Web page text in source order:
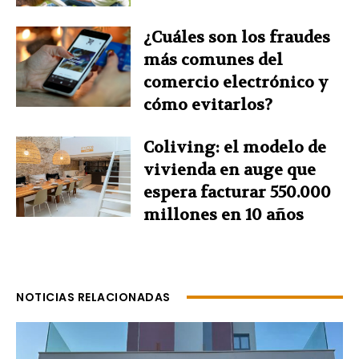
¿Cuáles son los fraudes
más comunes del
comercio electrónico y
cómo evitarlos?
Coliving: el modelo de
vivienda en auge que
espera facturar 550.000
millones en 10 años
NOTICIAS RELACIONADAS